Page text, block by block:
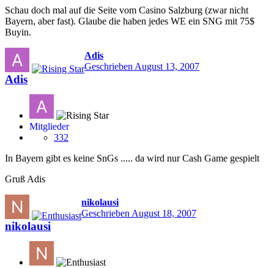
Schau doch mal auf die Seite vom Casino Salzburg (zwar nicht
Bayern, aber fast). Glaube die haben jedes WE ein SNG mit 75$
Buyin.
Adis
Geschrieben August 13, 2007
Adis
Mitglieder
332
In Bayern gibt es keine SnGs ..... da wird nur Cash Game gespielt
Gruß Adis
nikolausi
Geschrieben August 18, 2007
nikolausi